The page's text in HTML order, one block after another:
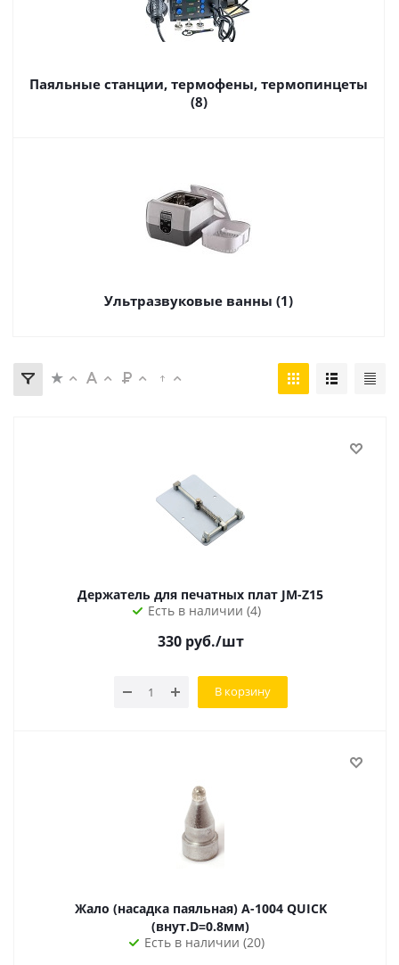
Паяльные станции, термофены, термопинцеты
(8)
Ультразвуковые ванны (1)
Держатель для печатных плат JM-Z15
Есть в наличии (4)
330руб./шт
В корзину
Жало (насадка паяльная) A-1004 QUICK
(внут.D=0.8мм)
Есть в наличии (20)